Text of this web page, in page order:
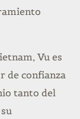
Vu es
de confianza
tanto del